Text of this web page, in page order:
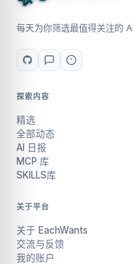
每天为你筛选最值得关注的
探索内容
精选
全部动态
AI 日报
MCP 库
SKILLS库
关于平台
关于 EachWants
交流与反馈
我的账户